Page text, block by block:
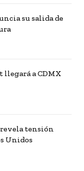
su salida de
llegará a CDMX
tensión
Unidos